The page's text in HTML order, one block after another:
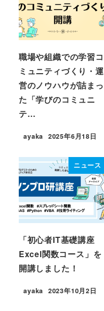
職場や組織での学習コ
ミュニティづくり・運
営のノウハウが詰まっ
た「学びのコミュニ
テ…
ayaka
投稿日
2025年6月18日
ニュース
「初心者IT基礎講座
Excel関数コース」を
開講しました！
ayaka
投稿日
2023年10月2日